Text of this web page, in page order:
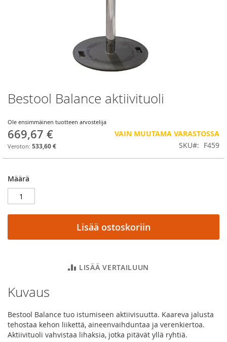
Skip
to
beginning
of
the
images
Bestool Balance aktiivituoli
Ole ensimmäinen tuotteen arvostelija
669,67 €
533,60 €
VAIN MUUTAMA VARASTOSSA
SKU
F459
Määrä
Lisää ostoskoriin
LISÄÄ VERTAILUUN
Kuvaus
Bestool Balance tuo istumiseen aktiivisuutta. Kaareva jalusta
tehostaa kehon liikettä, aineenvaihduntaa ja verenkiertoa.
Aktiivituoli vahvistaa lihaksia, jotka pitävät yllä ryhtiä.